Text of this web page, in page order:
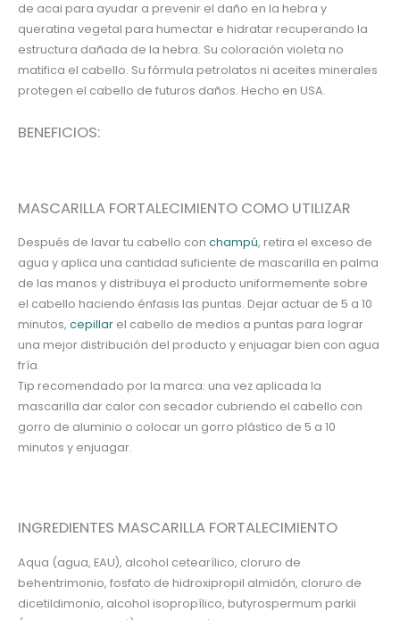
de acai para ayudar a prevenir el daño en la hebra y
queratina vegetal para humectar e hidratar recuperando la
estructura dañada de la hebra. Su coloración violeta no
matifica el cabello. Su fórmula petrolatos ni aceites minerales
protegen el cabello de futuros daños. Hecho en USA.
BENEFICIOS:
MASCARILLA FORTALECIMIENTO COMO UTILIZAR
Después de lavar tu cabello con champú, retira el exceso de
agua y aplica una cantidad suficiente de mascarilla en palma
de las manos y distribuya el producto uniformemente sobre
el cabello haciendo énfasis las puntas. Dejar actuar de 5 a 10
minutos, cepillar el cabello de medios a puntas para lograr
una mejor distribución del producto y enjuagar bien con agua
fría.
Tip recomendado por la marca: una vez aplicada la
mascarilla dar calor con secador cubriendo el cabello con
gorro de aluminio o colocar un gorro plástico de 5 a 10
minutos y enjuagar.
INGREDIENTES MASCARILLA FORTALECIMIENTO
Aqua (agua, EAU), alcohol cetearílico, cloruro de
behentrimonio, fosfato de hidroxipropil almidón, cloruro de
dicetildimonio, alcohol isopropílico, butyrospermum parkii